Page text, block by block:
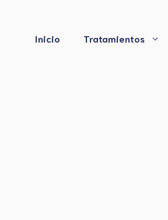
contenidoInicio Tratamientos